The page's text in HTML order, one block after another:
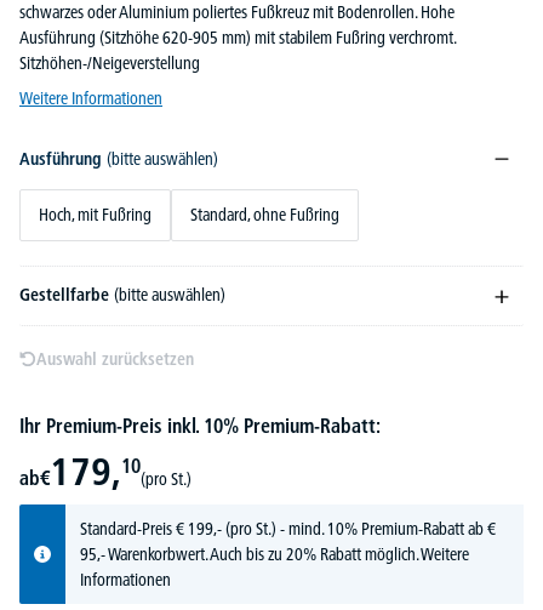
schwarzes oder Aluminium poliertes Fußkreuz mit Bodenrollen. Hohe
Ausführung (Sitzhöhe 620-905 mm) mit stabilem Fußring verchromt.
Sitzhöhen-/Neigeverstellung
Weitere Informationen
Ausführung (bitte auswählen)
Hoch, mit Fußring Standard, ohne Fußring
Gestellfarbe (bitte auswählen)
Auswahl zurücksetzen
Ihr Premium-Preis inkl. 10% Premium-Rabatt:
ab€179,10
(pro St.)
Standard-Preis€ 199,-(pro St.) - mind. 10% Premium-Rabatt ab €
95,- Warenkorbwert. Auch bis zu 20% Rabatt möglich.Weitere
Informationen